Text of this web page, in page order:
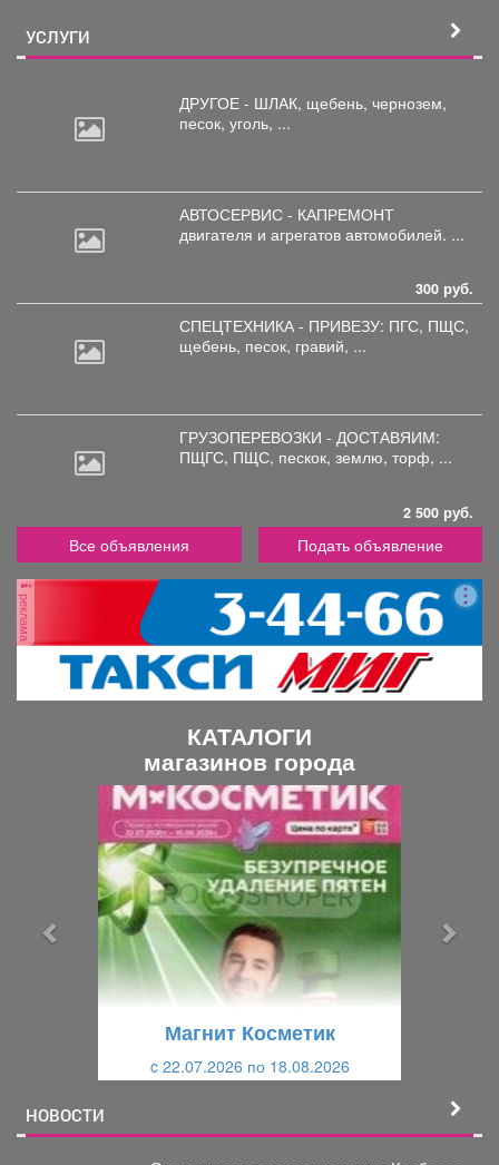
УСЛУГИ
ДРУГОЕ - ШЛАК, щебень, чернозем,
песок, уголь, ...
АВТОСЕРВИС - КАПРЕМОНТ
двигателя и агрегатов автомобилей. ...
300 руб.
СПЕЦТЕХНИКА - ПРИВЕЗУ: ПГС, ПЩС,
щебень, песок, гравий, ...
ГРУЗОПЕРЕВОЗКИ - ДОСТАВЯИМ:
ПЩГС, ПЩС, пескок, землю, торф, ...
2 500 руб.
Все объявления Подать объявление
реклама
КАТАЛОГИ
магазинов города
Магнит Косметик
c 22.07.2026 по 18.08.2026
НОВОСТИ